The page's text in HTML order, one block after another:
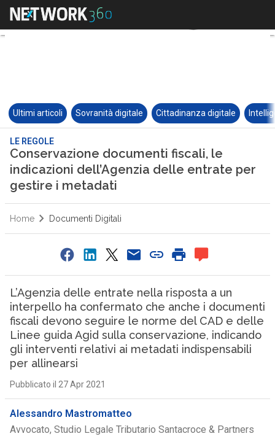
Ultimi articoli Sovranità digitale Cittadinanza digitale
LE REGOLE
Conservazione documenti fiscali, le
indicazioni dell’Agenzia delle entrate per
gestire i metadati
Home Documenti Digitali
L’Agenzia delle entrate nella risposta a un
interpello ha confermato che anche i documenti
fiscali devono seguire le norme del CAD e delle
Linee guida Agid sulla conservazione, indicando
gli interventi relativi ai metadati indispensabili
per allinearsi
Pubblicato il 27 Apr 2021
Alessandro Mastromatteo
Avvocato, Studio Legale Tributario Santacroce & Partners